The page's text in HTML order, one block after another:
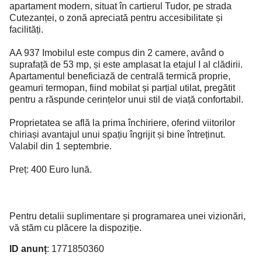
apartament modern, situat în cartierul Tudor, pe strada
Cutezanței, o zonă apreciată pentru accesibilitate și
facilități.
AA 937 Imobilul este compus din 2 camere, având o
suprafață de 53 mp, și este amplasat la etajul I al clădirii.
Apartamentul beneficiază de centrală termică proprie,
geamuri termopan, fiind mobilat și parțial utilat, pregătit
pentru a răspunde cerințelor unui stil de viață confortabil.
Proprietatea se află la prima închiriere, oferind viitorilor
chiriași avantajul unui spațiu îngrijit și bine întreținut.
Valabil din 1 septembrie.
Preț: 400 Euro lună.
Pentru detalii suplimentare și programarea unei vizionări,
vă stăm cu plăcere la dispoziție.
ID anunț: 1771850360